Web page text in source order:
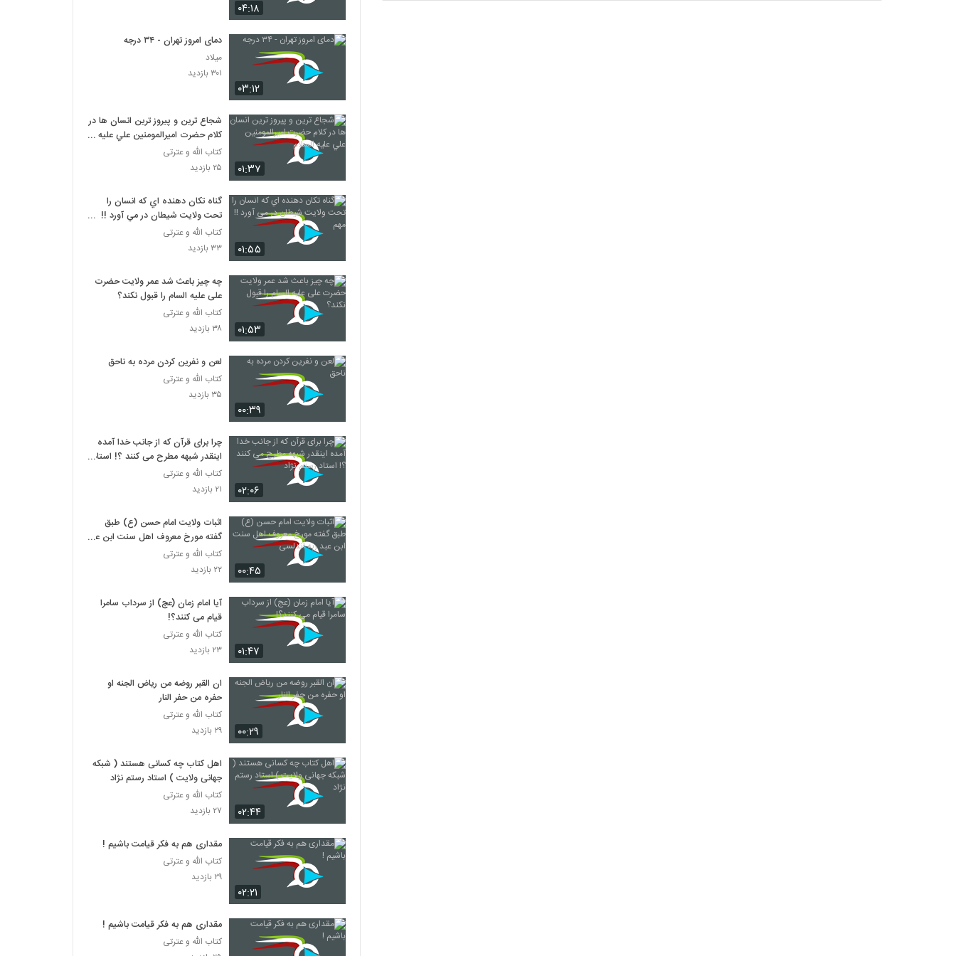
سینما
تحصیل در حوزه های علمیه
۲۱۶ بازدید
امت ما یک کتاب دارد
۲۲۲ بازدید
مسابقات بین المللی قرآن تهران چه رویدادی
۱۷۱ بازدید
دعوت به تحصیل در مدرسه علمیه
۲۶۳ بازدید
درباره احیای شب نیمه شعبان از زبان استاد
رائفی پور
۰۴:۱۸
۰۳:۱۲
دمای امروز تهران - ۳۴ درجه
میلاد
۳۰۱ بازدید
۰۱:۳۷
شجاع ترين و پيروز ترين انسان ها در
کلام حضرت اميرالمومنين علي عليه
السلام
کتاب الله و عترتی
۲۵ بازدید
۰۱:۵۵
گناه تکان دهنده اي که انسان را
تحت ولايت شيطان در مي آورد !!
مهم
کتاب الله و عترتی
۳۳ بازدید
۰۱:۵۳
چه چیز باعث شد عمر ولایت حضرت
علی علیه السام را قبول نکند؟
کتاب الله و عترتی
۳۸ بازدید
۰۰:۳۹
لعن و نفرين کردن مرده به ناحق
کتاب الله و عترتی
۳۵ بازدید
۰۲:۰۶
چرا برای قرآن که از جانب خدا آمده
اینقدر شبهه مطرح می کنند ؟! استاد
رستم نژاد
کتاب الله و عترتی
۲۱ بازدید
۰۰:۴۵
اثبات ولایت امام حسن (ع) طبق
گفته مورخ معروف اهل سنت ابن عبد
ربه اندلسی
کتاب الله و عترتی
۲۲ بازدید
۰۱:۴۷
آیا امام زمان (عج) از سرداب سامرا
قیام می کنند؟!
کتاب الله و عترتی
۲۳ بازدید
۰۰:۲۹
ان القبر روضه من ریاض الجنه او
حفره من حفر النار
کتاب الله و عترتی
۲۹ بازدید
۰۲:۴۴
اهل کتاب چه کسانی هستند ( شبکه
جهانی ولایت ) استاد رستم نژاد
کتاب الله و عترتی
۲۷ بازدید
۰۲:۲۱
مقداری هم به فکر قیامت باشیم !
کتاب الله و عترتی
۲۹ بازدید
مقداری هم به فکر قیامت باشیم !
کتاب الله و عترتی